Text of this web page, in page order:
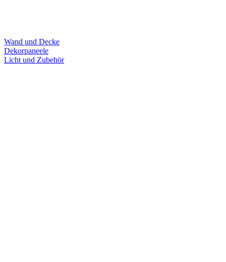
Wand und Decke
Dekorpaneele
Licht und Zubehör